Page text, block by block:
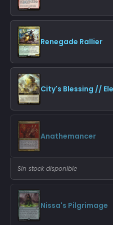
Renegade Rallier
City's Blessing //
Anathemancer
Sin stock disponible
Nissa's Pilgrimage